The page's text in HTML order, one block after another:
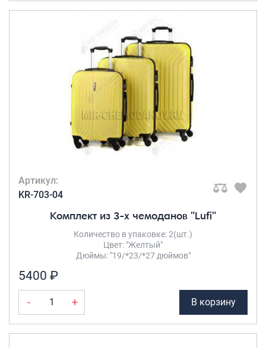
Артикул:
KR-703-04
Комплект из 3-х чемоданов "Lufi"
Количество в упаковке: 2(шт.)
Цвет: "Желтый"
Дюймы: "19/*23/*27 дюймов"
5400 ₽
- + В корзину